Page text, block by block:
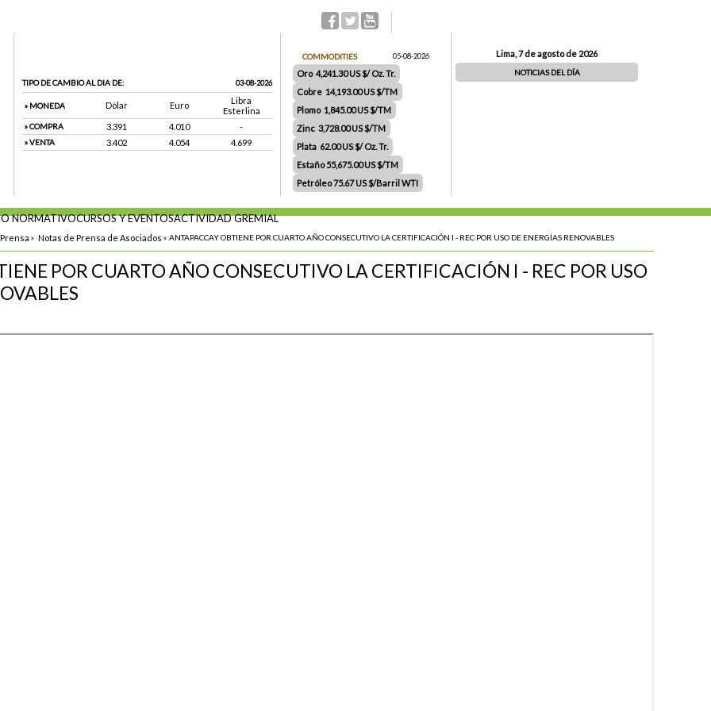
TIPO DE CAMBIO AL DIA DE: 03-08-2026
» MONEDA Dólar Euro
Libra
Esterlina
» COMPRA 3.391 4.010 -
» VENTA 3.402 4.054 4.699
COMMODITIES 05-08-2026
Oro 4,241.30 US $/ Oz. Tr.
Cobre 14,193.00 US $/TM
Plomo 1,845.00 US $/TM
Zinc 3,728.00 US $/TM
Plata 62.00 US $/ Oz. Tr.
Estaño 55,675.00 US $/TM
Petróleo 75.67 US $/Barril WTI
Lima, 7 de agosto de 2026
NOTICIAS DEL DÍA
NORMATIVOCURSOS Y EVENTOSACTIVIDAD GREMIAL
» Notas de Prensa de Asociados » ANTAPACCAY OBTIENE POR CUARTO AÑO CONSECUTIVO LA CERTIFICACIÓN I - REC POR USO DE ENERGÍAS RENOVABLES
POR CUARTO AÑO CONSECUTIVO LA CERTIFICACIÓN I - REC POR USO